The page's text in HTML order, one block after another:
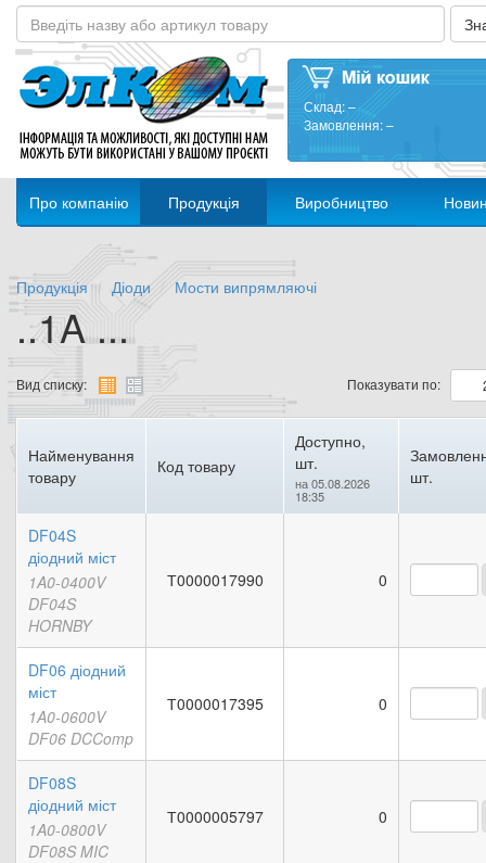
Склад:–
Замовлення:–
Про компанію Продукція Виробництво
Продукція Діоди Мости випрямляючі
..1A ...
Вид списку: Показувати по:
Найменування
товару
Код товару
Доступно,
шт.
на 05.08.2026
18:35
шт.
DF04S
діодний міст
1A0-0400V
DF04S
HORNBY
Т0000017990 0
DF06 діодний
міст
1A0-0600V
DF06 DCComp
Т0000017395 0
DF08S
діодний міст
1A0-0800V
DF08S MIC
Т0000005797 0